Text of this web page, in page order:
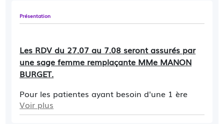
Présentation
Les RDV du 27.07 au 7.08 seront assurés par
une sage femme remplaçante MMe MANON
BURGET.
Pour les patientes ayant besoin d'une 1 ère
consultation de grossesse SANS SUIVI
MEDICAL ANTERIEUR merci de me contacter
Voir plus